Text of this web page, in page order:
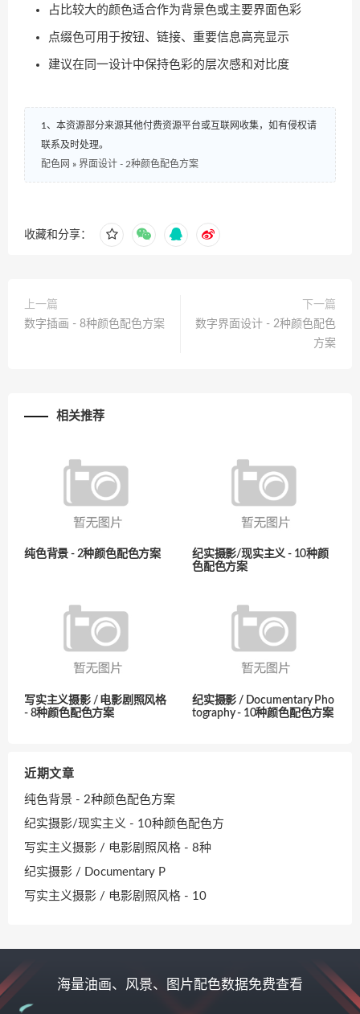
占比较大的颜色适合作为背景色或主要界面色彩
点缀色可用于按钮、链接、重要信息高亮显示
建议在同一设计中保持色彩的层次感和对比度
1、本资源部分来源其他付费资源平台或互联网收集，如有侵权请
联系及时处理。
配色网 » 界面设计 - 2种颜色配色方案
收藏和分享：
上一篇
数字插画 - 8种颜色配色方案
下一篇
数字界面设计 - 2种颜色配色
方案
相关推荐
纯色背景 - 2种颜色配色方案
纪实摄影/现实主义 - 10种颜
色配色方案
写实主义摄影 / 电影剧照风格
- 8种颜色配色方案
纪实摄影 / Documentary Pho
tography - 10种颜色配色方案
近期文章
纯色背景 - 2种颜色配色方案
纪实摄影/现实主义 - 10种颜色配色方
写实主义摄影 / 电影剧照风格 - 8种
纪实摄影 / Documentary P
写实主义摄影 / 电影剧照风格 - 10
海量油画、风景、图片配色数据免费查看